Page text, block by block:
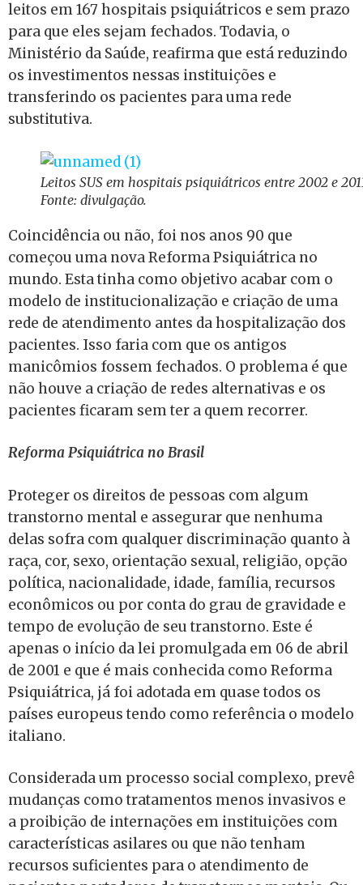
leitos em 167 hospitais psiquiátricos e sem prazo
para que eles sejam fechados. Todavia, o
Ministério da Saúde, reafirma que está reduzindo
os investimentos nessas instituições e
transferindo os pacientes para uma rede
substitutiva.
Leitos SUS em hospitais psiquiátricos entre 2002 e
Fonte: divulgação.
Coincidência ou não, foi nos anos 90 que
começou uma nova Reforma Psiquiátrica no
mundo. Esta tinha como objetivo acabar com o
modelo de institucionalização e criação de uma
rede de atendimento antes da hospitalização dos
pacientes. Isso faria com que os antigos
manicômios fossem fechados. O problema é que
não houve a criação de redes alternativas e os
pacientes ficaram sem ter a quem recorrer.
Reforma Psiquiátrica no Brasil
Proteger os direitos de pessoas com algum
transtorno mental e assegurar que nenhuma
delas sofra com qualquer discriminação quanto à
raça, cor, sexo, orientação sexual, religião, opção
política, nacionalidade, idade, família, recursos
econômicos ou por conta do grau de gravidade e
tempo de evolução de seu transtorno. Este é
apenas o início da lei promulgada em 06 de abril
de 2001 e que é mais conhecida como Reforma
Psiquiátrica, já foi adotada em quase todos os
países europeus tendo como referência o modelo
italiano.
Considerada um processo social complexo, prevê
mudanças como tratamentos menos invasivos e
a proibição de internações em instituições com
características asilares ou que não tenham
recursos suficientes para o atendimento de